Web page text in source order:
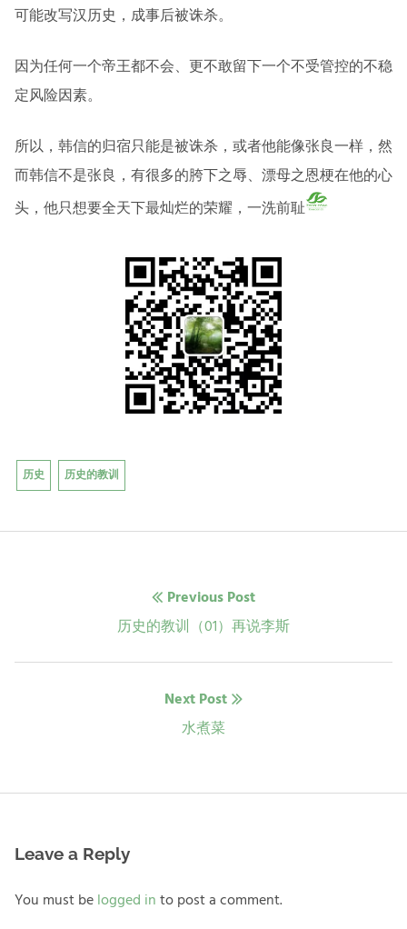
可能改写汉历史，成事后被诛杀。
因为任何一个帝王都不会、更不敢留下一个不受管控的不稳
定风险因素。
所以，韩信的归宿只能是被诛杀，或者他能像张良一样，然
而韩信不是张良，有很多的胯下之辱、漂母之恩梗在他的心
头，他只想要全天下最灿烂的荣耀，一洗前耻
历史 历史的教训
导
Previous Post
Previous
历史的教训（01）再说李斯
Next Post
Next
水煮菜
Leave a Reply
You must belogged into post a comment.